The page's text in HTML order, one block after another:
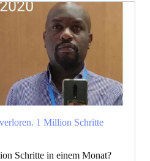
1 Million Schritte
Schritte in einem Monat?